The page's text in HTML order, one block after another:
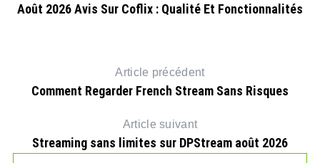
Août 2026 Avis Sur Coflix : Qualité Et Fonctionnalités
Article précédent
Comment Regarder French Stream Sans Risques
Article suivant
Streaming sans limites sur DPStream août 2026